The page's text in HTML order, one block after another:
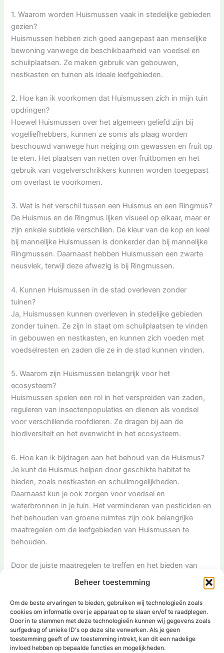
Beheer toestemming
Om de beste ervaringen te bieden, gebruiken wij technologieën zoals
cookies om informatie over je apparaat op te slaan en/of te raadplegen.
Door in te stemmen met deze technologieën kunnen wij gegevens zoals
surfgedrag of unieke ID's op deze site verwerken. Als je geen
toestemming geeft of uw toestemming intrekt, kan dit een nadelige
invloed hebben op bepaalde functies en mogelijkheden.
1. Waarom worden Huismussen vaak in stedelijke gebieden
gezien?
Huismussen hebben zich goed aangepast aan menselijke
bewoning vanwege de beschikbaarheid van voedsel en
schuilplaatsen. Ze maken gebruik van gebouwen,
nestkasten en tuinen als ideale leefgebieden.
2. Hoe kan ik voorkomen dat Huismussen zich in mijn tuin
opdringen?
Hoewel Huismussen over het algemeen geliefd zijn bij
vogelliefhebbers, kunnen ze soms als plaag worden
beschouwd vanwege hun neiging om gewassen en fruit op
te eten. Het plaatsen van netten over fruitbomen en het
gebruik van vogelverschrikkers kunnen worden toegepast
om overlast te voorkomen.
3. Wat is het verschil tussen een Huismus en een Ringmus?
De Huismus en de Ringmus lijken visueel op elkaar, maar er
zijn enkele subtiele verschillen. De kleur van de kop en keel
bij mannelijke Huismussen is donkerder dan bij mannelijke
Ringmussen. Daarnaast hebben Huismussen een zwarte
neusvlek, terwijl deze afwezig is bij Ringmussen.
4. Kunnen Huismussen in de stad overleven zonder
tuinen?
Ja, Huismussen kunnen overleven in stedelijke gebieden
zonder tuinen. Ze zijn in staat om schuilplaatsen te vinden
in gebouwen en nestkasten, en kunnen zich voeden met
voedselresten en zaden die ze in de stad kunnen vinden.
5. Waarom zijn Huismussen belangrijk voor het
ecosysteem?
Huismussen spelen een rol in het verspreiden van zaden,
reguleren van insectenpopulaties en dienen als voedsel
voor verschillende roofdieren. Ze dragen bij aan de
biodiversiteit en het evenwicht in het ecosysteem.
6. Hoe kan ik bijdragen aan het behoud van de Huismus?
Je kunt de Huismus helpen door geschikte habitat te
bieden, zoals nestkasten en schuilmogelijkheden.
Daarnaast kun je ook zorgen voor voedsel en
waterbronnen in je tuin. Het verminderen van pesticiden en
het behouden van groene ruimtes zijn ook belangrijke
maatregelen om de leefgebieden van Huismussen te
behouden.
Door de juiste maatregelen te treffen en het bieden van
geschikte leefomstandigheden, kun je Huismussen naar je
tuin lokken en een belangrijke bijdrage leveren aan het
behoud van deze prachtige vogelsoort. Met hun vrolijke
getjilp en sociale gedrag zorgen ze voor levendigheid en
plezier in onze omgeving.
[ad_2]